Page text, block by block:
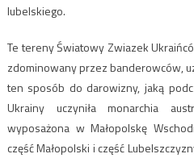
lubelskiego.
Te tereny Światowy Zwiazek
zdominowany przez banderowców,
ten sposób do darowizny, jaką
Ukrainy uczyniła monarchia
wyposażona w Małopolskę
część Małopolski i część